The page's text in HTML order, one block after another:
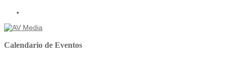
Calendario de Eventos